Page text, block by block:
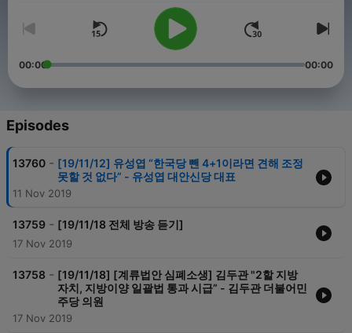
00:00 00:00
Episodes
13760 - [19/11/12] 유성엽 “한국당 뺀 4+1이라면 견해 조정
못할 것 없다” - 유성엽 대안신당 대표
11 Nov 2019
13759 - [19/11/18 전체 방송 듣기]
17 Nov 2019
13758 - [19/11/18] [계류법안 심폐소생] 김두관 "2할 지방
자치, 지방이양 일괄법 통과 시급” - 김두관 더불어민
주당 의원
17 Nov 2019